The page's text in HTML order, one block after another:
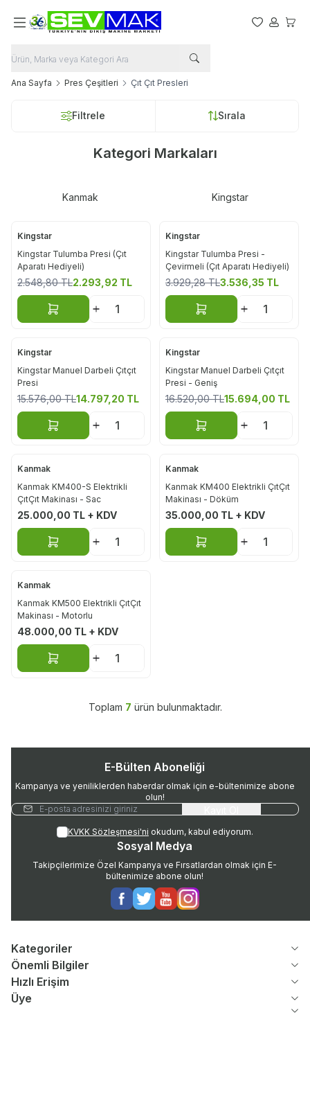
Favorilerim
Hesabım
Ana Sayfa Pres Çeşitleri Çıt Çıt Presleri
Filtrele Sırala
Kategori Markaları
Kanmak Kingstar
%10
Kingstar
Kingstar Tulumba Presi (Çıt
Aparatı Hediyeli)
2.548,80TL2.293,92 TL
Sepete Ekle
%10
Kingstar
Kingstar Tulumba Presi -
Çevirmeli (Çıt Aparatı Hediyeli)
3.929,28TL3.536,35 TL
Sepete Ekle
%5
Kingstar
Kingstar Manuel Darbeli Çıtçıt
Presi
15.576,00TL14.797,20 TL
Sepete Ekle
%5
Kingstar
Kingstar Manuel Darbeli Çıtçıt
Presi - Geniş
16.520,00TL15.694,00 TL
Sepete Ekle
Kanmak
Kanmak KM400-S Elektrikli
ÇıtÇıt Makinası - Sac
25.000,00 TL + KDV
Sepete Ekle
Kanmak
Kanmak KM400 Elektrikli ÇıtÇıt
Makinası - Döküm
35.000,00 TL + KDV
Sepete Ekle
Kanmak
Kanmak KM500 Elektrikli ÇıtÇıt
Makinası - Motorlu
48.000,00 TL + KDV
Sepete Ekle
Toplam 7 ürün bulunmaktadır.
E-Bülten Aboneliği
Kampanya ve yeniliklerden haberdar olmak için e-bültenimize abone
olun!
KVKK Sözleşmesi'ni okudum, kabul ediyorum.
Sosyal Medya
Takipçilerimize Özel Kampanya ve Fırsatlardan olmak için E-
bültenimize abone olun!
Facebook
TwitterYoutubeInstagram
Kategoriler
Önemli Bilgiler
Hızlı Erişim
Üye